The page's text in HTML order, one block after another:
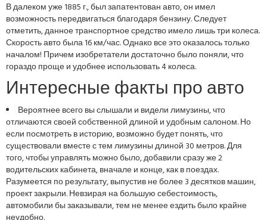
В далеком уже 1885 г., был запатентован авто, он имел
возможность передвигаться благодаря бензину. Следует
отметить, данное транспортное средство имело лишь три колеса.
Скорость авто была 16 км/час. Однако все это оказалось только
началом! Причем изобретатели достаточно было поняли, что
гораздо проще и удобнее использовать 4 колеса.
Интересные факты про авто
Вероятнее всего вы слышали и видели лимузины, что
отличаются своей собственной длиной и удобным салоном. Но
если посмотреть в историю, возможно будет понять, что
существовали вместе с тем лимузины длиной 30 метров. Для
того, чтобы управлять можно было, добавили сразу же 2
водительских кабинета, вначале и конце, как в поездах.
Разумеется по результату, выпустив не более 3 десятков машин,
проект закрыли. Невзирая на большую себестоимость,
автомобили бы заказывали, тем не менее ездить было крайне